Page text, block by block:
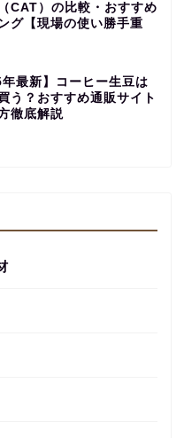
CAT）の比較・おすすめ
グ【現場の使い勝手重
年最新】コーヒー生豆は
う？おすすめ通販サイト
徹底解説
小さなカフェ
要なもの一
煎のやり方